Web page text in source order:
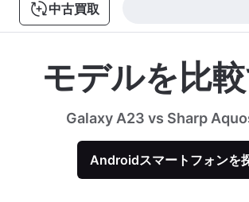
中古買取
モデルを比
Galaxy A23 vs Sharp
Androidスマートフォンを